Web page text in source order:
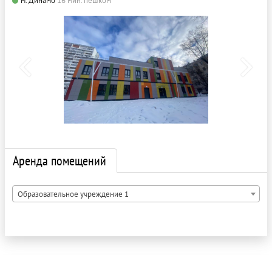
Аренда помещений
Образовательное учреждение 1